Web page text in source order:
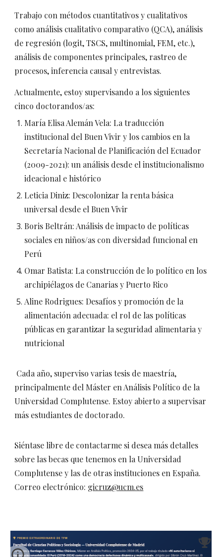
Trabajo con métodos cuantitativos y cualitativos
como análisis cualitativo comparativo (QCA), análisis
de regresión (logit, TSCS, multinomial, FEM, etc.),
análisis de componentes principales, rastreo de
procesos, inferencia causal y entrevistas.
Actualmente, estoy supervisando a los siguientes
cinco doctorandos/as:
María Elisa Alemán Vela: La traducción
institucional del Buen Vivir y los cambios en la
Secretaría Nacional de Planificación del Ecuador
(2009-2021): un análisis desde el institucionalismo
ideacional e histórico
Leticia Diniz: Descolonizar la renta básica
universal desde el Buen Vivir
Boris Beltrán: Análisis de impacto de políticas
sociales en niños/as con diversidad funcional en
Perú
Omar Batista: La construcción de lo político en los
archipiélagos de Canarias y Puerto Rico
Aline Rodrigues: Desafíos y promoción de la
alimentación adecuada: el rol de las políticas
públicas en garantizar la seguridad alimentaria y
nutricional
Cada año, superviso varias tesis de maestría,
principalmente del Máster en Análisis Político de la
Universidad Complutense. Estoy abierto a supervisar
más estudiantes de doctorado.
Siéntase libre de contactarme si desea más detalles
sobre las becas que tenemos en la Universidad
Complutense y las de otras instituciones en España.
Correo electrónico: gicruz@ucm.es